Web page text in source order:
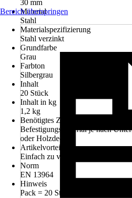
30 mm
Material
Stahl
Materialspezifizierung
Stahl verzinkt
Grundfarbe
Grau
Farbton
Silbergrau
Inhalt
20 Stück
Inhalt in kg
1,2 kg
Benötigtes Zubehör
Befestigungsmaterial je nach
oder Holzdecke )
Artikelvorteil
Einfach zu verarbeiten, Stufenlos
Norm
EN 13964
Hinweis
Pack = 20 Stück, ca. 0,67 Stück je
Bereich überspringen